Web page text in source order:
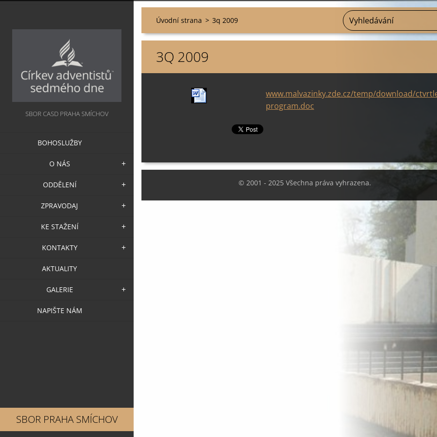
SBOR CASD PRAHA SMÍCHOV
BOHOSLUŽBY
O NÁS
ODDĚLENÍ
ZPRAVODAJ
KE STAŽENÍ
KONTAKTY
AKTUALITY
GALERIE
NAPIŠTE NÁM
SBOR PRAHA SMÍCHOV
Úvodní strana > 3q 2009
3Q 2009
www.malvazinky.zde.cz/temp/download/
program.doc
© 2001 - 2025 Všechna práva vyhrazena.